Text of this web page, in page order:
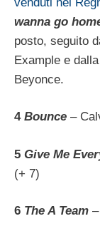
wanna go
posto, seguito
Example e
Beyonce.
4 Bounce –
5 Give Me
(+ 7)
6 The A Team